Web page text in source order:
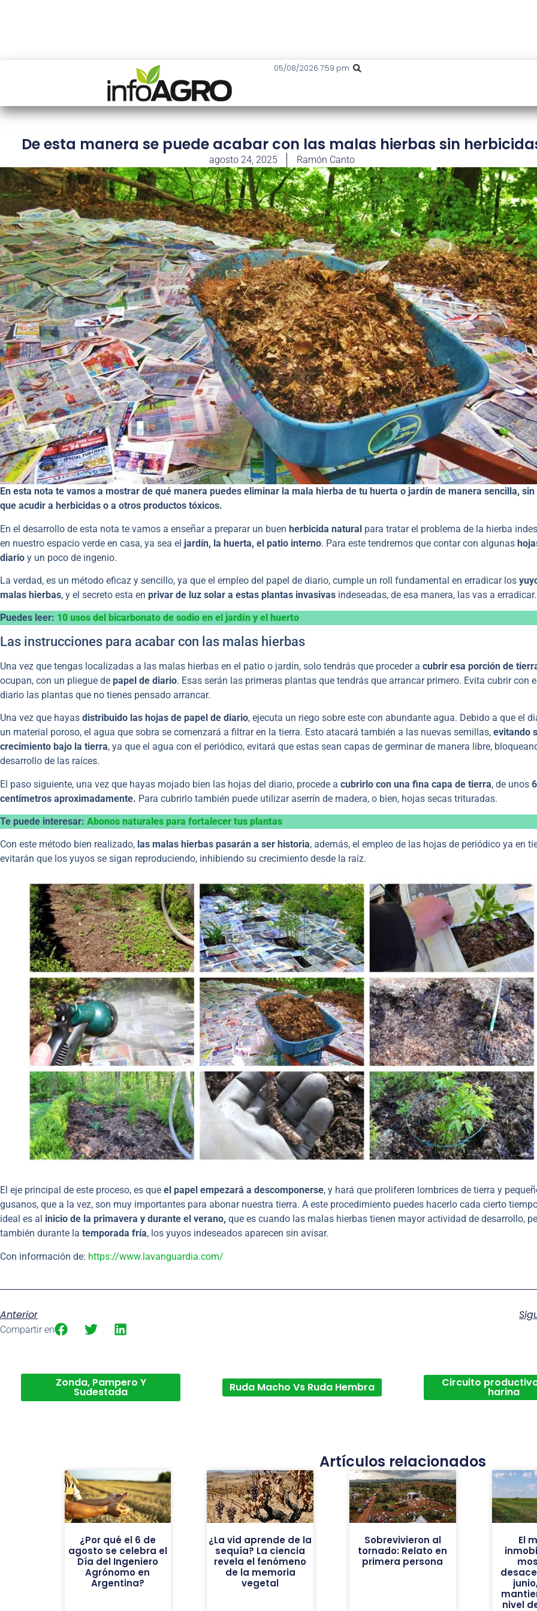
05/08/2026 7:59 pm
De esta manera se puede acabar con las malas hierbas sin
agosto 24, 2025 Ramón Canto
En esta nota te vamos a mostrar de qué manera puedes eliminar la mala hierba de tu huerta o jardín de manera sencilla,
que acudir a herbicidas o a otros productos tóxicos.
En el desarrollo de esta nota te vamos a enseñar a preparar un buen herbicida natural para tratar el problema de la hierba
en nuestro espacio verde en casa, ya sea el jardín, la huerta, el patio interno. Para este tendremos que contar con algunas
diario y un poco de ingenio.
La verdad, es un método eficaz y sencillo, ya que el empleo del papel de diario, cumple un roll fundamental en erradicar los
malas hierbas, y el secreto esta en privar de luz solar a estas plantas invasivas indeseadas, de esa manera, las vas a erradicar.
Puedes leer: 10 usos del bicarbonato de sodio en el jardín y el huerto
Las instrucciones para acabar con las malas hierbas
Una vez que tengas localizadas a las malas hierbas en el patio o jardín, solo tendrás que proceder a cubrir esa porción de
ocupan, con un pliegue de papel de diario. Esas serán las primeras plantas que tendrás que arrancar primero. Evita cubrir con
diario las plantas que no tienes pensado arrancar.
Una vez que hayas distribuido las hojas de papel de diario, ejecuta un riego sobre este con abundante agua. Debido a que el
un material poroso, el agua que sobra se comenzará a filtrar en la tierra. Esto atacará también a las nuevas semillas, evitando
crecimiento bajo la tierra, ya que el agua con el periódico, evitará que estas sean capas de germinar de manera libre,
desarrollo de las raíces.
El paso siguiente, una vez que hayas mojado bien las hojas del diario, procede a cubrirlo con una fina capa de tierra, de unos 6
centímetros aproximadamente. Para cubrirlo también puede utilizar aserrín de madera, o bien, hojas secas trituradas.
Te puede interesar: Abonos naturales para fortalecer tus plantas
Con este método bien realizado, las malas hierbas pasarán a ser historia, además, el empleo de las hojas de periódico ya en
evitarán que los yuyos se sigan reproduciendo, inhibiendo su crecimiento desde la raíz.
El eje principal de este proceso, es que el papel empezará a descomponerse, y hará que proliferen lombrices de tierra y
gusanos, que a la vez, son muy importantes para abonar nuestra tierra. A este procedimiento puedes hacerlo cada cierto
ideal es al inicio de la primavera y durante el verano, que es cuando las malas hierbas tienen mayor actividad de desarrollo,
también durante la temporada fría, los yuyos indeseados aparecen sin avisar.
Con información de: https://www.lavanguardia.com/
Anterior
Compartir en
Zonda, Pampero Y
Sudestada Ruda Macho Vs Ruda Hembra Circuito
harina
Artículos relacionados
¿Por qué el 6 de
agosto se celebra el
Día del Ingeniero
Agrónomo en
Argentina?
¿La vid aprende de la
sequía? La ciencia
revela el fenómeno
de la memoria
vegetal
Sobrevivieron al
tornado: Relato en
primera persona
El
nivel